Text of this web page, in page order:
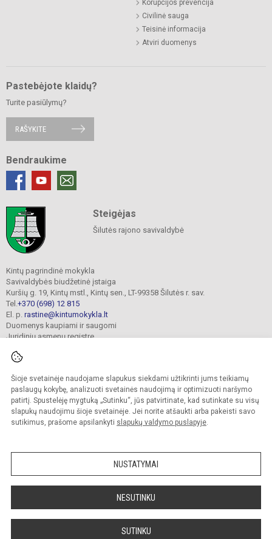
Šioje svetainėje naudojame slapukus siekdami užtikrinti jums teikiamų
paslaugų kokybę, analizuoti svetainės naudojimą ir optimizuoti naršymo
patirtį. Spustelėję mygtuką „Sutinku“, jūs patvirtinate, kad sutinkate su visų
slapukų naudojimu šioje svetainėje. Jei norite atšaukti arba pakeisti savo
sutikimus, prašome apsilankyti slapukų valdymo puslapyje.
NUSTATYMAI
NESUTINKU
SUTINKU
Korupcijos prevencija
Civilinė sauga
Teisinė informacija
Atviri duomenys
Pastebėjote klaidų?
Turite pasiūlymų?
RAŠYKITE
Bendraukime
Steigėjas
Šilutės rajono savivaldybė
Kintų pagrindinė mokykla
Savivaldybės biudžetinė įstaiga
Kuršių g. 19, Kintų mstl., Kintų sen., LT-99358 Šilutės r. sav.
Tel. +370 (698) 12 815
El. p. rastine@kintumokykla.lt
Duomenys kaupiami ir saugomi
Juridinių asmenų registre
© 2024. Kintų pagrindinė mokykla. Visos teisės saugomos.
Kopijuoti turinį be raštiško įstaigos administracijos sutikimo griežtai draudžiama.
Versija neįgaliesiems Slapukų valdymas